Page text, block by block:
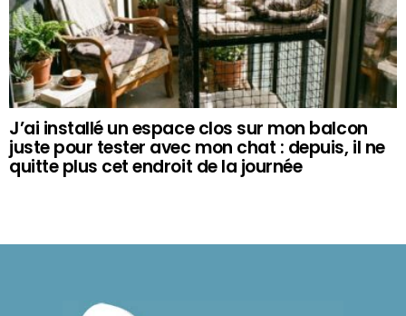
J’ai installé un espace clos sur mon balcon
juste pour tester avec mon chat : depuis, il ne
quitte plus cet endroit de la journée